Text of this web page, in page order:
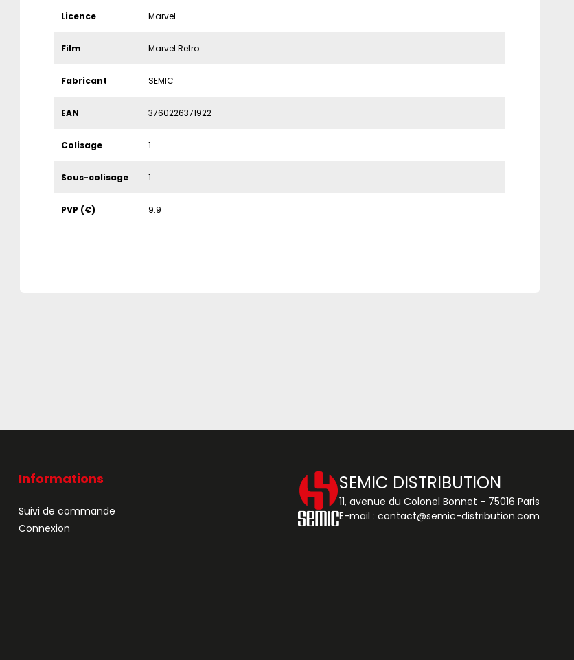
Licence Marvel
Film Marvel Retro
Fabricant SEMIC
EAN 3760226371922
Colisage 1
Sous-colisage 1
PVP (€) 9.9
Informations
Suivi de commande
Connexion
SEMIC DISTRIBUTION
11, avenue du Colonel Bonnet - 75016 Paris
E-mail : contact@semic-distribution.com